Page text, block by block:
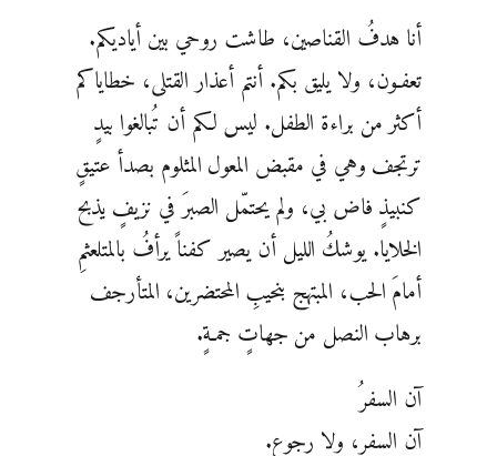
أنا هدفُ القناصين، طاشت روحي بين أياديكم.
تعفـون، ولا يليق بكم. أنتم أعذار القتلى، خطاياكم
أكثر من براءة الطفل. ليس لكم أن تُبالغوا بيدٍ
ترتجف وهي في مقبض المعول المثلوم بصدأ عتيقٍ
كنبيذٍ فاض بي، ولم يحتمّل الصبرَ في نزيفٍ يذبح
الخلايا. يوشكُ الليل أن يصير كفناً يرأفُ بالمتلعثمِ
أمامَ الحب، المبتهج بنحيبِ المحتضرين، المتأرجف
برهاب النصل من جهاتٍ جمـةٍ.
آن السفرُ
آن السفر، ولا رجوع.